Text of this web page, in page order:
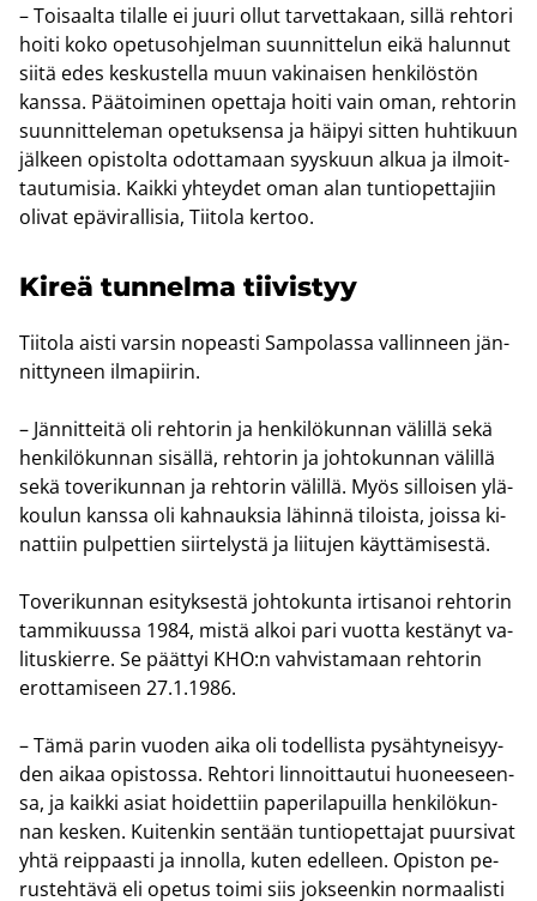
– Toi­saal­ta ti­lal­le ei juuri ollut tar­vet­ta­kaan, sillä reh­to­ri
hoiti koko ope­tus­oh­jel­man suun­nit­te­lun eikä ha­lun­nut
siitä edes kes­kus­tel­la muun va­ki­nai­sen hen­ki­lös­tön
kans­sa. Pää­toi­mi­nen opet­ta­ja hoiti vain oman, reh­to­rin
suun­nit­te­le­man ope­tuk­sen­sa ja häi­pyi sit­ten huh­ti­kuun
jäl­keen opis­tol­ta odot­ta­maan syys­kuun alkua ja il­moit­
tau­tu­mi­sia. Kaik­ki yh­tey­det oman alan tun­tio­pet­ta­jiin
oli­vat epä­vi­ral­li­sia, Tii­to­la ker­too.
Kireä tun­nel­ma tii­vis­tyy
Tii­to­la aisti var­sin no­peas­ti Sam­po­las­sa val­lin­neen jän­
nit­ty­neen il­ma­pii­rin.
– Jän­nit­tei­tä oli reh­to­rin ja hen­ki­lö­kun­nan vä­lil­lä sekä
hen­ki­lö­kun­nan si­säl­lä, reh­to­rin ja joh­to­kun­nan vä­lil­lä
sekä to­ve­ri­kun­nan ja reh­to­rin vä­lil­lä. Myös sil­loi­sen ylä­
kou­lun kans­sa oli kah­nauk­sia lä­hin­nä ti­lois­ta, jois­sa ki­
nat­tiin pul­pet­tien siir­te­lys­tä ja lii­tu­jen käyt­tä­mi­ses­tä.
To­ve­ri­kun­nan esi­tyk­ses­tä joh­to­kun­ta ir­ti­sa­noi reh­to­rin
tam­mi­kuus­sa 1984, mistä alkoi pari vuot­ta kes­tä­nyt va­
li­tus­kier­re. Se päät­tyi KHO:n vah­vis­ta­maan reh­to­rin
erot­ta­mi­seen 27.1.1986.
– Tämä parin vuo­den aika oli to­del­lis­ta py­säh­ty­nei­syy­
den aikaa opis­tos­sa. Reh­to­ri lin­noit­tau­tui huo­nee­seen­
sa, ja kaik­ki asiat hoi­det­tiin pa­pe­ri­la­puil­la hen­ki­lö­kun­
nan kes­ken. Kui­ten­kin sen­tään tun­tio­pet­ta­jat puur­si­vat
yhtä reip­paas­ti ja in­nol­la, kuten edel­leen. Opis­ton pe­
rus­teh­tä­vä eli ope­tus toimi siis jok­seen­kin nor­maa­lis­ti